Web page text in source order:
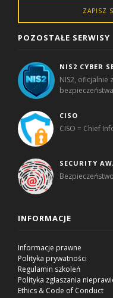
ZAPISZ
POZOSTAŁE SERWISY
NIS2 CYBER
NIS2, oficjalnie
CISO
CISO = Chief
SECURITY
INFORMACJE
Informacje prawne
Polityka prywatności
Regulamin szkoleń
Polityka zgłaszania
Ethics & Code of Conduct